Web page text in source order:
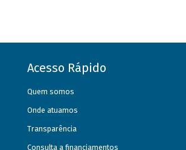
Acesso Rápido
Quem somos
Onde atuamos
Transparência
Consulta a financiamentos